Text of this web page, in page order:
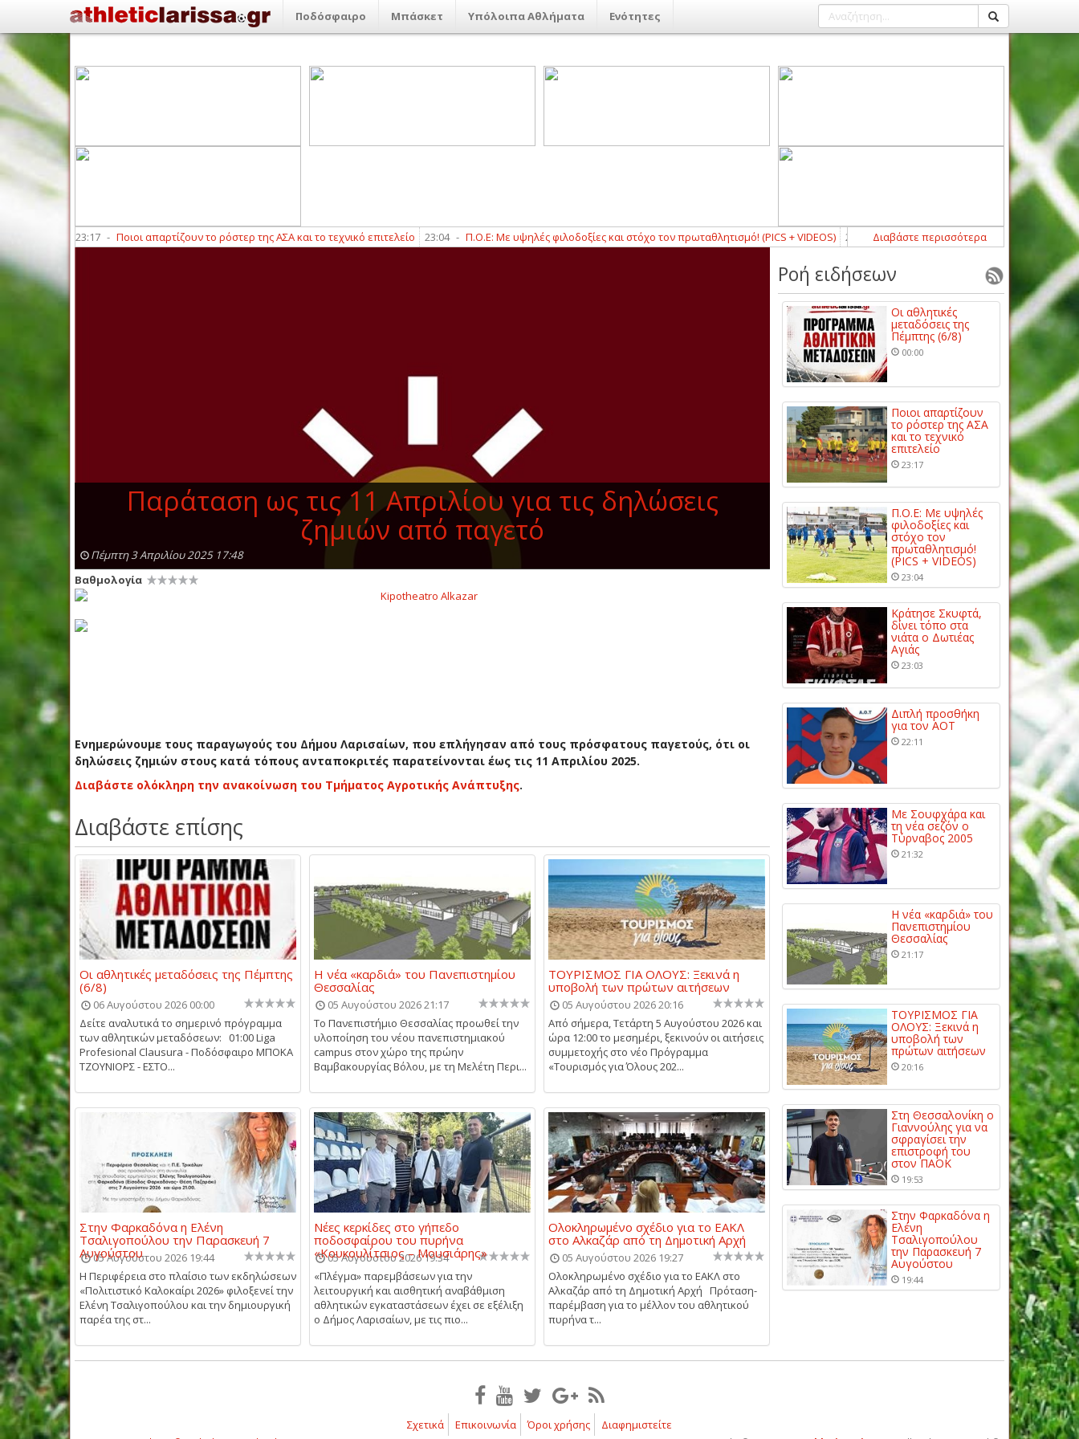
Ποδόσφαιρο Μπάσκετ Υπόλοιπα Αθλήματα Ενότητες
- Ποιοι απαρτίζουν το ρόστερ της ΑΣΑ και το τεχνικό επιτελείο 23:04 - Π.Ο.Ε: Με υψηλές φιλοδοξίες και στόχο τον πρωταθλητισμό! (PICS + VIDEOS) 23:03 Κράτησε Σκυφτά, δίνει τόπο στα νιάτα ο
Διαβάστε περισσότερα
Παράταση ως τις 11 Απριλίου για τις δηλώσεις
ζημιών από παγετό
Πέμπτη 3 Απριλίου 2025 17:48
Βαθμολογία
Ενημερώνουμε τους παραγωγούς του Δήμου Λαρισαίων, που επλήγησαν από τους πρόσφατους παγετούς, ότι οι
δηλώσεις ζημιών στους κατά τόπους ανταποκριτές παρατείνονται έως τις 11 Απριλίου 2025.
Διαβάστε ολόκληρη την ανακοίνωση του Τμήματος Αγροτικής Ανάπτυξης.
Διαβάστε επίσης
Οι αθλητικές μεταδόσεις της Πέμπτης
(6/8)
06 Αυγούστου 2026 00:00
Δείτε αναλυτικά το σημερινό πρόγραμμα
των αθλητικών μεταδόσεων: 01:00 Liga
Profesional Clausura - Ποδόσφαιρο ΜΠΟΚΑ
ΤΖΟΥΝΙΟΡΣ - ΕΣΤΟ...
Η νέα «καρδιά» του Πανεπιστημίου
Θεσσαλίας
05 Αυγούστου 2026 21:17
Το Πανεπιστήμιο Θεσσαλίας προωθεί την
υλοποίηση του νέου πανεπιστημιακού
campus στον χώρο της πρώην
Βαμβακουργίας Βόλου, με τη Μελέτη Περι...
ΤΟΥΡΙΣΜΟΣ ΓΙΑ ΟΛΟΥΣ: Ξεκινά η
υποβολή των πρώτων αιτήσεων
05 Αυγούστου 2026 20:16
Από σήμερα, Τετάρτη 5 Αυγούστου 2026 και
ώρα 12:00 το μεσημέρι, ξεκινούν οι αιτήσεις
συμμετοχής στο νέο Πρόγραμμα
«Τουρισμός για Όλους 202...
Στην Φαρκαδόνα η Ελένη
Τσαλιγοπούλου την Παρασκευή 7
Αυγούστου
05 Αυγούστου 2026 19:44
Η Περιφέρεια στο πλαίσιο των εκδηλώσεων
«Πολιτιστικό Καλοκαίρι 2026» φιλοξενεί την
Ελένη Τσαλιγοπούλου και την δημιουργική
παρέα της στ...
Νέες κερκίδες στο γήπεδο
ποδοσφαίρου του πυρήνα
«Κουκουλίτσιος – Μουσιάρης»
05 Αυγούστου 2026 19:34
«Πλέγμα» παρεμβάσεων για την
λειτουργική και αισθητική αναβάθμιση
αθλητικών εγκαταστάσεων έχει σε εξέλιξη
ο Δήμος Λαρισαίων, με τις πιο...
Ολοκληρωμένο σχέδιο για το ΕΑΚΛ
στο Αλκαζάρ από τη Δημοτική Αρχή
05 Αυγούστου 2026 19:27
Ολοκληρωμένο σχέδιο για το ΕΑΚΛ στο
Αλκαζάρ από τη Δημοτική Αρχή Πρόταση-
παρέμβαση για το μέλλον του αθλητικού
πυρήνα τ...
Ροή ειδήσεων
Οι αθλητικές
μεταδόσεις της
Πέμπτης (6/8)
00:00
Ποιοι απαρτίζουν
το ρόστερ της ΑΣΑ
και το τεχνικό
επιτελείο
23:17
Π.Ο.Ε: Με υψηλές
φιλοδοξίες και
στόχο τον
πρωταθλητισμό!
(PICS + VIDEOS)
23:04
Κράτησε Σκυφτά,
δίνει τόπο στα
νιάτα ο Δωτιέας
Αγιάς
23:03
Διπλή προσθήκη
για τον ΑΟΤ
22:11
Με Σουφχάρα και
τη νέα σεζόν ο
Τύρναβος 2005
21:32
Η νέα «καρδιά» του
Πανεπιστημίου
Θεσσαλίας
21:17
ΤΟΥΡΙΣΜΟΣ ΓΙΑ
ΟΛΟΥΣ: Ξεκινά η
υποβολή των
πρώτων αιτήσεων
20:16
Στη Θεσσαλονίκη ο
Γιαννούλης για να
σφραγίσει την
επιστροφή του
στον ΠΑΟΚ
19:53
Στην Φαρκαδόνα η
Ελένη
Τσαλιγοπούλου
την Παρασκευή 7
Αυγούστου
19:44
Σχετικά Επικοινωνία Όροι χρήσης Διαφημιστείτε